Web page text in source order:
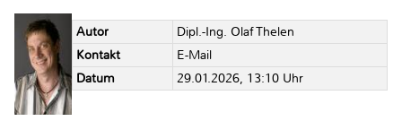
Autor
Dipl.-Ing. Olaf Thelen
Kontakt
E-Mail
Datum
29.01.2026, 13:10 Uhr